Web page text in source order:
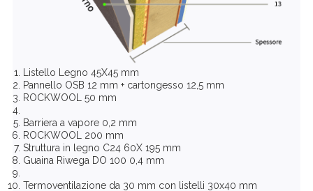
Listello Legno 45X45 mm
Pannello OSB 12 mm + cartongesso 12,5 mm
ROCKWOOL 50 mm
Barriera a vapore 0,2 mm
ROCKWOOL 200 mm
Struttura in legno C24 60X 195 mm
Guaina Riwega DO 100 0,4 mm
Termoventilazione da 30 mm con listelli 30x40 mm